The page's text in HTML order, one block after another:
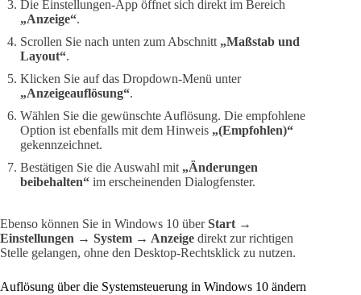
Die Einstellungen-App öffnet sich direkt im Bereich
„Anzeige“.
Scrollen Sie nach unten zum Abschnitt „Maßstab und
Layout“.
Klicken Sie auf das Dropdown-Menü unter
„Anzeigeauflösung“.
Wählen Sie die gewünschte Auflösung. Die empfohlene
Option ist ebenfalls mit dem Hinweis „(Empfohlen)“
gekennzeichnet.
Bestätigen Sie die Auswahl mit „Änderungen
beibehalten“ im erscheinenden Dialogfenster.
Ebenso können Sie in Windows 10 überStart →
Einstellungen → System → Anzeige direkt zur richtigen
Stelle gelangen, ohne den Desktop-Rechtsklick zu nutzen.
Auflösung über die Systemsteuerung in Windows 10 ändern